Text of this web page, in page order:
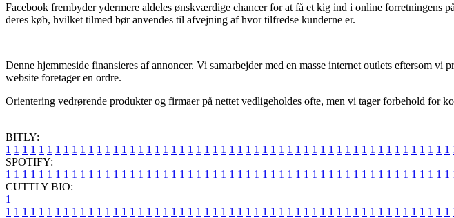
Facebook frembyder ydermere aldeles ønskværdige chancer for at få et kig ind i online
deres køb, hvilket tilmed bør anvendes til afvejning af hvor tilfredse kunderne er.
Denne hjemmeside finansieres af annoncer. Vi samarbejder med en masse internet outlets eftersom
website foretager en ordre.
Orientering vedrørende produkter og firmaer på nettet vedligeholdes ofte, men vi tager forbehold for
BITLY:
1 1 1 1 1 1 1 1 1 1 1 1 1 1 1 1 1 1 1 1 1 1 1 1 1 1 1 1 1 1 1 1 1 1 1 1 1 1 1 1 1 1 1 1 1 1 1 1 1 1 1 1 1 1
SPOTIFY:
1 1 1 1 1 1 1 1 1 1 1 1 1 1 1 1 1 1 1 1 1 1 1 1 1 1 1 1 1 1 1 1 1 1 1 1 1 1 1 1 1 1 1 1 1 1 1 1 1 1 1 1 1 1
CUTTLY BIO:
1
1 1 1 1 1 1 1 1 1 1 1 1 1 1 1 1 1 1 1 1 1 1 1 1 1 1 1 1 1 1 1 1 1 1 1 1 1 1 1 1 1 1 1 1 1 1 1 1 1 1 1 1 1 1